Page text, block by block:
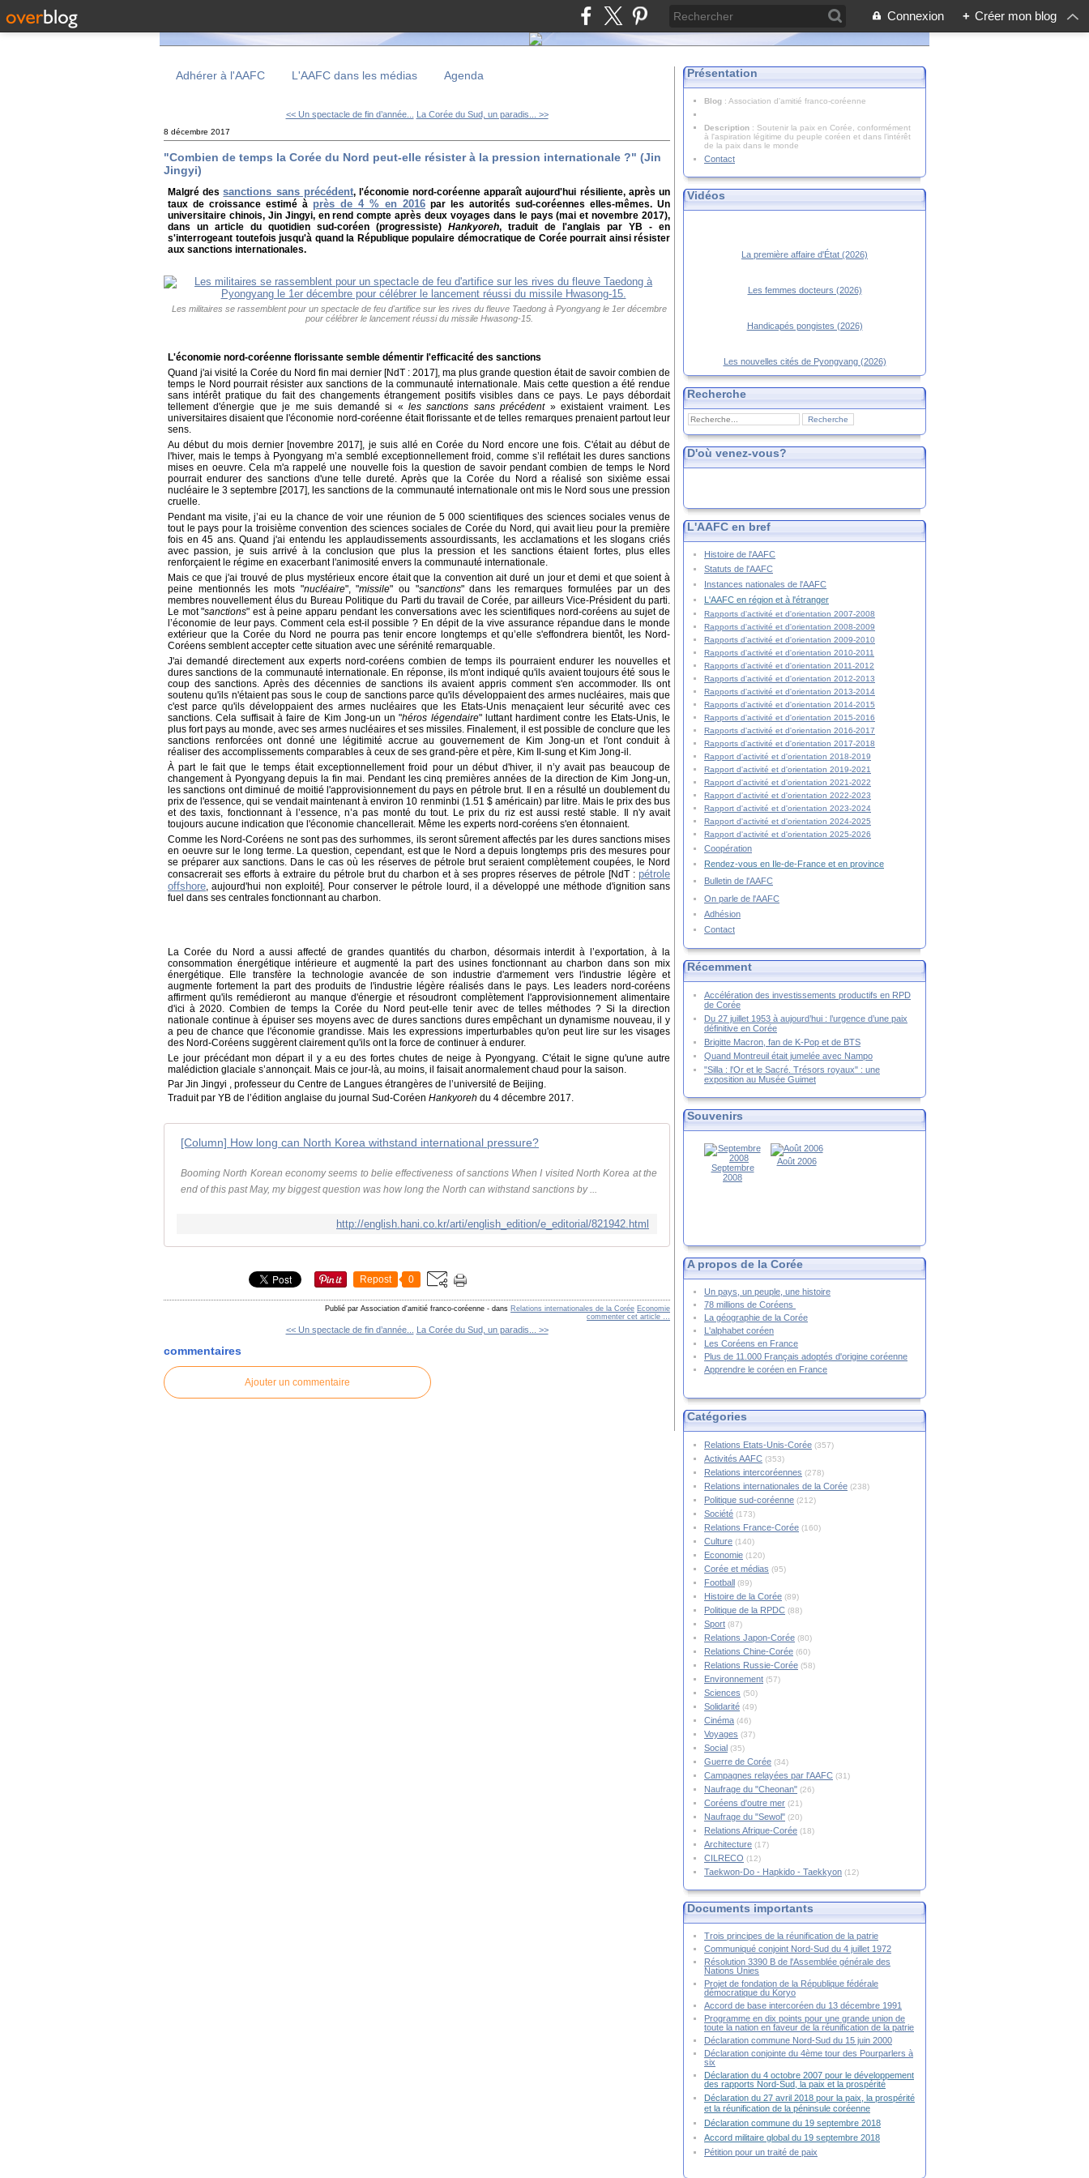
Connexion + Créer mon blog
Adhérer à l'AAFC L'AAFC dans les médias Agenda
<< Un spectacle de fin d’année... La Corée du Sud, un paradis... >>
8 décembre 2017
"Combien de temps la Corée du Nord peut-elle résister à la pression internationale ?" (Jin
Jingyi)
Malgré dessanctions sans précédent, l'économie nord-coréenne apparaît aujourd'hui résiliente, après un
taux de croissance estimé à près de 4 % en 2016 par les autorités sud-coréennes elles-mêmes. Un
universitaire chinois, Jin Jingyi, en rend compte après deux voyages dans le pays (mai et novembre 2017),
dans un article du quotidien sud-coréen (progressiste) Hankyoreh, traduit de l'anglais par YB - en
s'interrogeant toutefois jusqu'à quand la République populaire démocratique de Corée pourrait ainsi résister
aux sanctions internationales.
Les militaires se rassemblent pour un spectacle de feu d'artifice sur les rives du fleuve Taedong à Pyongyang le 1er décembre
pour célébrer le lancement réussi du missile Hwasong-15.
L'économie nord-coréenne florissante semble démentir l'efficacité des sanctions
Quand j'ai visité la Corée du Nord fin mai dernier [NdT : 2017], ma plus grande question était de savoir combien de
temps le Nord pourrait résister aux sanctions de la communauté internationale. Mais cette question a été rendue
sans intérêt pratique du fait des changements étrangement positifs visibles dans ce pays. Le pays débordait
tellement d'énergie que je me suis demandé si « les sanctions sans précédent» existaient vraiment. Les
universitaires disaient que l'économie nord-coréenne était florissante et de telles remarques prenaient partout leur
sens.
Au début du mois dernier [novembre 2017], je suis allé en Corée du Nord encore une fois. C'était au début de
l'hiver, mais le temps à Pyongyang m’a semblé exceptionnellement froid, comme s’il reflétait les dures sanctions
mises en oeuvre. Cela m'a rappelé une nouvelle fois la question de savoir pendant combien de temps le Nord
pourrait endurer des sanctions d'une telle dureté. Après que la Corée du Nord a réalisé son sixième essai
nucléaire le 3 septembre [2017], les sanctions de la communauté internationale ont mis le Nord sous une pression
cruelle.
Pendant ma visite, j’ai eu la chance de voir une réunion de 5 000 scientifiques des sciences sociales venus de
tout le pays pour la troisième convention des sciences sociales de Corée du Nord, qui avait lieu pour la première
fois en 45 ans. Quand j'ai entendu les applaudissements assourdissants, les acclamations et les slogans criés
avec passion, je suis arrivé à la conclusion que plus la pression et les sanctions étaient fortes, plus elles
renforçaient le régime en exacerbant l'animosité envers la communauté internationale.
Mais ce que j'ai trouvé de plus mystérieux encore était que la convention ait duré un jour et demi et que soient à
peine mentionnés les mots "nucléaire", "missile" ou "sanctions" dans les remarques formulées par un des
membres nouvellement élus du Bureau Politique du Parti du travail de Corée, par ailleurs Vice-Président du parti.
Le mot "sanctions" est à peine apparu pendant les conversations avec les scientifiques nord-coréens au sujet de
l’économie de leur pays. Comment cela est-il possible ? En dépit de la vive assurance répandue dans le monde
extérieur que la Corée du Nord ne pourra pas tenir encore longtemps et qu’elle s'effondrera bientôt, les Nord-
Coréens semblent accepter cette situation avec une sérénité remarquable.
J'ai demandé directement aux experts nord-coréens combien de temps ils pourraient endurer les nouvelles et
dures sanctions de la communauté internationale. En réponse, ils m'ont indiqué qu'ils avaient toujours été sous le
coup des sanctions. Après des décennies de sanctions ils avaient appris comment s'en accommoder. Ils ont
soutenu qu'ils n'étaient pas sous le coup de sanctions parce qu'ils développaient des armes nucléaires, mais que
c'est parce qu'ils développaient des armes nucléaires que les Etats-Unis menaçaient leur sécurité avec ces
sanctions. Cela suffisait à faire de Kim Jong-un un "héros légendaire" luttant hardiment contre les Etats-Unis, le
plus fort pays au monde, avec ses armes nucléaires et ses missiles. Finalement, il est possible de conclure que les
sanctions renforcées ont donné une légitimité accrue au gouvernement de Kim Jong-un et l'ont conduit à
réaliser des accomplissements comparables à ceux de ses grand-père et père, Kim Il-sung et Kim Jong-il.
À part le fait que le temps était exceptionnellement froid pour un début d'hiver, il n’y avait pas beaucoup de
changement à Pyongyang depuis la fin mai. Pendant les cinq premières années de la direction de Kim Jong-un,
les sanctions ont diminué de moitié l'approvisionnement du pays en pétrole brut. Il en a résulté un doublement du
prix de l'essence, qui se vendait maintenant à environ 10 renminbi (1.51 $ américain) par litre. Mais le prix des bus
et des taxis, fonctionnant à l’essence, n’a pas monté du tout. Le prix du riz est aussi resté stable. Il n'y avait
toujours aucune indication que l'économie chancellerait. Même les experts nord-coréens s'en étonnaient.
Comme les Nord-Coréens ne sont pas des surhommes, ils seront sûrement affectés par les dures sanctions mises
en oeuvre sur le long terme. La question, cependant, est que le Nord a depuis longtemps pris des mesures pour
se préparer aux sanctions. Dans le cas où les réserves de pétrole brut seraient complètement coupées, le Nord
consacrerait ses efforts à extraire du pétrole brut du charbon et à ses propres réserves de pétrole [NdT : pétrole
offshore, aujourd'hui non exploité]. Pour conserver le pétrole lourd, il a développé une méthode d'ignition sans
fuel dans ses centrales fonctionnant au charbon.
La Corée du Nord a aussi affecté de grandes quantités du charbon, désormais interdit à l’exportation, à la
consommation énergétique intérieure et augmenté la part des usines fonctionnant au charbon dans son mix
énergétique. Elle transfère la technologie avancée de son industrie d'armement vers l'industrie légère et
augmente fortement la part des produits de l'industrie légère réalisés dans le pays. Les leaders nord-coréens
affirment qu'ils remédieront au manque d'énergie et résoudront complètement l'approvisionnement alimentaire
d'ici à 2020. Combien de temps la Corée du Nord peut-elle tenir avec de telles méthodes ? Si la direction
nationale continue à épuiser ses moyens avec de dures sanctions dures empêchant un dynamisme nouveau, il y
a peu de chance que l'économie grandisse. Mais les expressions imperturbables qu'on peut lire sur les visages
des Nord-Coréens suggèrent clairement qu'ils ont la force de continuer à endurer.
Le jour précédant mon départ il y a eu des fortes chutes de neige à Pyongyang. C'était le signe qu'une autre
malédiction glaciale s’annonçait. Mais ce jour-là, au moins, il faisait anormalement chaud pour la saison.
Par Jin Jingyi , professeur du Centre de Langues étrangères de l’université de Beijing.
Traduit par YB de l’édition anglaise du journal Sud-Coréen Hankyoreh du 4 décembre 2017.
[Column] How long can North Korea withstand international pressure?
Booming North Korean economy seems to belie effectiveness of sanctions When I visited North Korea at the
end of this past May, my biggest question was how long the North can withstand sanctions by ...
http://english.hani.co.kr/arti/english_edition/e_editorial/821942.html
Repost 0
Publié par Association d'amitié franco-coréenne - dans Relations internationales de la Corée Economie
commenter cet article …
<< Un spectacle de fin d’année... La Corée du Sud, un paradis... >>
commentaires
Ajouter un commentaire
Présentation
Blog : Association d'amitié franco-coréenne
Description : Soutenir la paix en Corée, conformément
à l'aspiration légitime du peuple coréen et dans l’intérêt
de la paix dans le monde
Contact
Vidéos
La première affaire d'État (2026)
Les femmes docteurs (2026)
Handicapés pongistes (2026)
Les nouvelles cités de Pyongyang (2026)
Recherche
D'où venez-vous?
L'AAFC en bref
Histoire de l'AAFC
Statuts de l'AAFC
Instances nationales de l'AAFC
L'AAFC en région et à l'étranger
Rapports d'activité et d'orientation 2007-2008
Rapports d'activité et d'orientation 2008-2009
Rapports d'activité et d'orientation 2009-2010
Rapports d'activité et d'orientation 2010-2011
Rapports d'activité et d'orientation 2011-2012
Rapports d'activité et d'orientation 2012-2013
Rapports d'activité et d'orientation 2013-2014
Rapports d'activité et d'orientation 2014-2015
Rapports d'activité et d'orientation 2015-2016
Rapports d'activité et d'orientation 2016-2017
Rapports d'activité et d'orientation 2017-2018
Rapport d'activité et d'orientation 2018-2019
Rapport d'activité et d'orientation 2019-2021
Rapport d'activité et d'orientation 2021-2022
Rapport d'activité et d'orientation 2022-2023
Rapport d'activité et d'orientation 2023-2024
Rapport d'activité et d'orientation 2024-2025
Rapport d'activité et d'orientation 2025-2026
Coopération
Rendez-vous en Ile-de-France et en province
Bulletin de l'AAFC
On parle de l'AAFC
Adhésion
Contact
Récemment
Accélération des investissements productifs en RPD
de Corée
Du 27 juillet 1953 à aujourd’hui : l’urgence d’une paix
définitive en Corée
Brigitte Macron, fan de K-Pop et de BTS
Quand Montreuil était jumelée avec Nampo
"Silla : l'Or et le Sacré. Trésors royaux" : une
exposition au Musée Guimet
Souvenirs
Septembre
2008
Août 2006
A propos de la Corée
Un pays, un peuple, une histoire
78 millions de Coréens
La géographie de la Corée
L'alphabet coréen
Les Coréens en France
Plus de 11.000 Français adoptés d'origine coréenne
Apprendre le coréen en France
Catégories
Relations Etats-Unis-Corée (357)
Activités AAFC (353)
Relations intercoréennes (278)
Relations internationales de la Corée (238)
Politique sud-coréenne (212)
Société (173)
Relations France-Corée (160)
Culture (140)
Economie (120)
Corée et médias (95)
Football (89)
Histoire de la Corée (89)
Politique de la RPDC (88)
Sport (87)
Relations Japon-Corée (80)
Relations Chine-Corée (60)
Relations Russie-Corée (58)
Environnement (57)
Sciences (50)
Solidarité (49)
Cinéma (46)
Voyages (37)
Social (35)
Guerre de Corée (34)
Campagnes relayées par l'AAFC (31)
Naufrage du "Cheonan" (26)
Coréens d'outre mer (21)
Naufrage du "Sewol" (20)
Relations Afrique-Corée (18)
Architecture (17)
CILRECO (12)
Taekwon-Do - Hapkido - Taekkyon (12)
Documents importants
Trois principes de la réunification de la patrie
Communiqué conjoint Nord-Sud du 4 juillet 1972
Résolution 3390 B de l'Assemblée générale des
Nations Unies
Projet de fondation de la République fédérale
démocratique du Koryo
Accord de base intercoréen du 13 décembre 1991
Programme en dix points pour une grande union de
toute la nation en faveur de la réunification de la patrie
Déclaration commune Nord-Sud du 15 juin 2000
Déclaration conjointe du 4ème tour des Pourparlers à
six
Déclaration du 4 octobre 2007 pour le développement
des rapports Nord-Sud, la paix et la prospérité
Déclaration du 27 avril 2018 pour la paix, la prospérité
et la réunification de la péninsule coréenne
Déclaration commune du 19 septembre 2018
Accord militaire global du 19 septembre 2018
Pétition pour un traité de paix